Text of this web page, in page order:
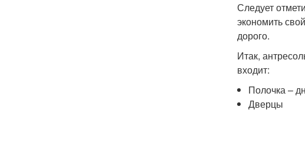
Следует
экономить
дорого.
Итак,
входит:
Полочка –
Дверцы